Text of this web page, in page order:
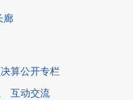
廊
算公开专栏
互动交流